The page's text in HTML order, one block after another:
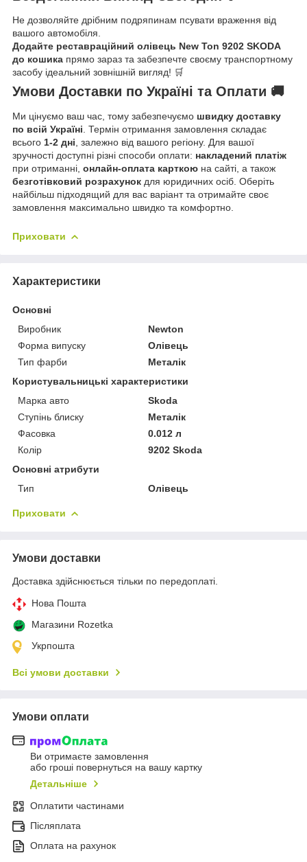
Не дозволяйте дрібним подряпинам псувати враження від
вашого автомобіля.
Додайте реставраційний олівець New Ton 9202 SKODA
до кошика прямо зараз та забезпечте своєму транспортному
засобу ідеальний зовнішній вигляд! 🛒
Умови Доставки по Україні та Оплати 🚚
Ми цінуємо ваш час, тому забезпечуємо швидку доставку
по всій Україні . Термін отримання замовлення складає
всього 1-2 дні , залежно від вашого регіону. Для вашої
зручності доступні різні способи оплати: накладений платіж
при отриманні, онлайн-оплата карткою на сайті, а також
безготівковий розрахунок для юридичних осіб. Оберіть
найбільш підходящий для вас варіант та отримайте своє
замовлення максимально швидко та комфортно.
Приховати
Характеристики
Основні
Виробник
Newton
Форма випуску
Олівець
Тип фарби
Металік
Користувальницькі характеристики
Марка авто
Skoda
Ступінь блиску
Металік
Фасовка
0.012 л
Колір
9202 Skoda
Основні атрибути
Тип
Олівець
Приховати
Умови доставки
Доставка здійснюється тільки по передоплаті.
Нова Пошта
Магазини Rozetka
Укрпошта
Всі умови доставки
Умови оплати
Ви отримаєте замовлення
або гроші повернуться на вашу картку
Детальніше
Оплатити частинами
Післяплата
Оплата на рахунок